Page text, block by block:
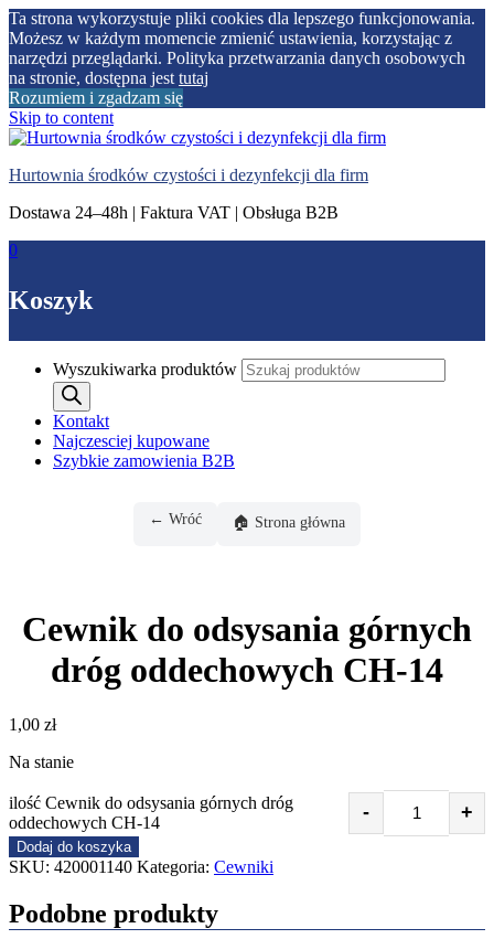
Ta strona wykorzystuje pliki cookies dla lepszego funkcjonowania.
Możesz w każdym momencie zmienić ustawienia, korzystając z
narzędzi przeglądarki. Polityka przetwarzania danych osobowych
na stronie, dostępna jest tutaj
Rozumiem i zgadzam się
Skip to content
Hurtownia środków czystości i dezynfekcji dla firm
Dostawa 24–48h | Faktura VAT | Obsługa B2B
0
Koszyk
Wyszukiwarka produktów
Kontakt
Najczesciej kupowane
Szybkie zamowienia B2B
← Wróć 🏠 Strona główna
Cewnik do odsysania górnych
dróg oddechowych CH-14
1,00 zł
Na stanie
ilość Cewnik do odsysania górnych dróg
oddechowych CH-14
- +
Dodaj do koszyka
SKU: 420001140 Kategoria: Cewniki
Podobne produkty